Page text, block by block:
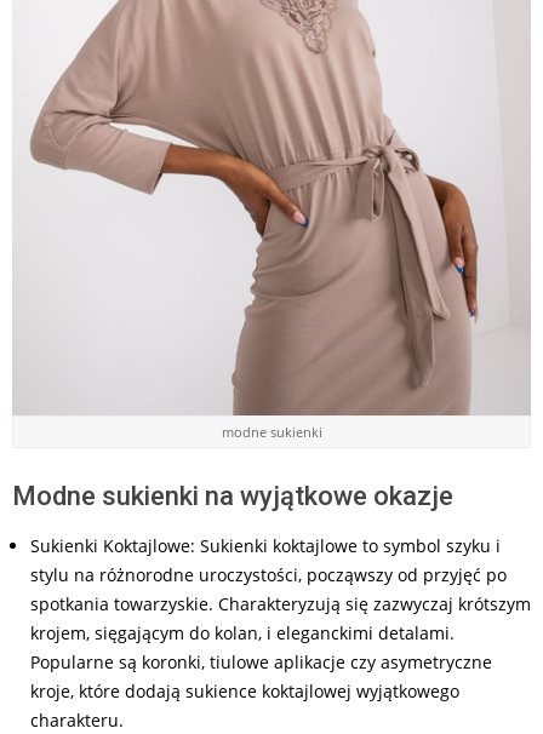
modne sukienki
Modne sukienki na wyjątkowe okazje
Sukienki Koktajlowe: Sukienki koktajlowe to symbol szyku i
stylu na różnorodne uroczystości, począwszy od przyjęć po
spotkania towarzyskie. Charakteryzują się zazwyczaj krótszym
krojem, sięgającym do kolan, i eleganckimi detalami.
Popularne są koronki, tiulowe aplikacje czy asymetryczne
kroje, które dodają sukience koktajlowej wyjątkowego
charakteru.